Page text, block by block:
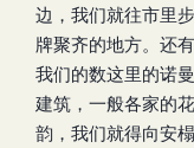
边，我们就往市里
牌聚齐的地方。还
我们的数这里的诺
建筑，一般各家的
韵，我们就得向安